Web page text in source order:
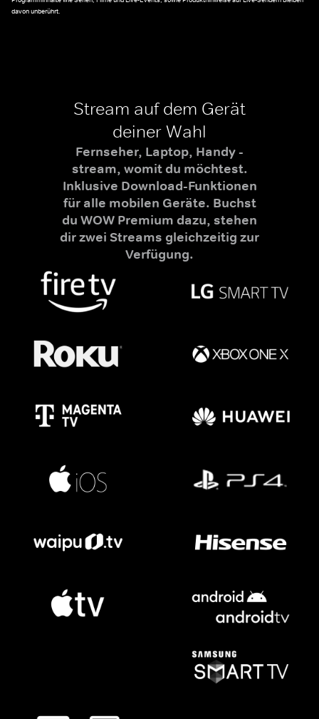
davon unberührt.
Stream auf dem Gerät
deiner Wahl
Fernseher, Laptop, Handy -
stream, womit du möchtest.
Inklusive Download-Funktionen
für alle mobilen Geräte. Buchst
du WOW Premium dazu, stehen
dir zwei Streams gleichzeitig zur
Verfügung.